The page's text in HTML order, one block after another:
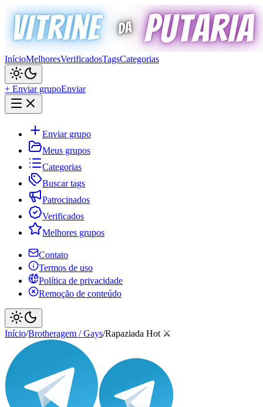
InícioMelhoresVerificadosTagsCategorias
+ Enviar grupoEnviar
Enviar grupo
Meus grupos
Categorias
Buscar tags
Patrocinados
Verificados
Melhores grupos
Contato
Termos de uso
Política de privacidade
Remoção de conteúdo
Início/Brotheragem / Gays/Rapaziada Hot ⚔️